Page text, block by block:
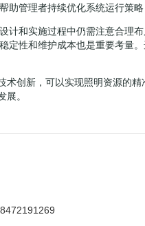
助管理者持续优化系统运行策略
计和实施过程中仍需注意合理
定性和维护成本也是重要考量
创新，可以实现照明资源的
。